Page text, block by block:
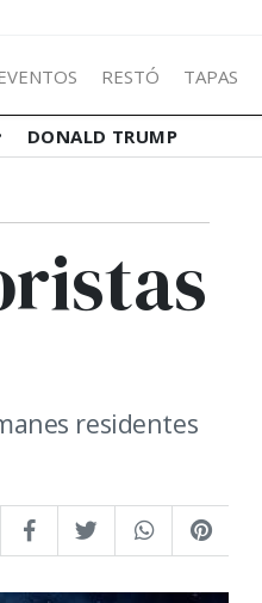
RESTÓ TAPAS
DONALD TRUMP
residentes